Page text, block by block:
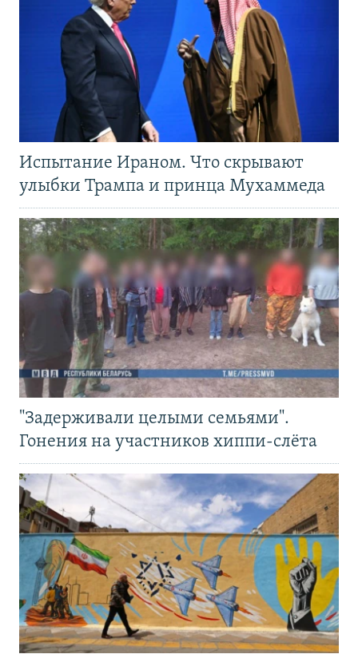
Испытание Ираном. Что скрывают
улыбки Трампа и принца Мухаммеда
"Задерживали целыми семьями".
Гонения на участников хиппи-слёта